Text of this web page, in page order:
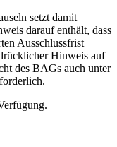
setzt damit
darauf enthält, dass
Ausschlussfrist
Hinweis auf
des BAGs auch unter